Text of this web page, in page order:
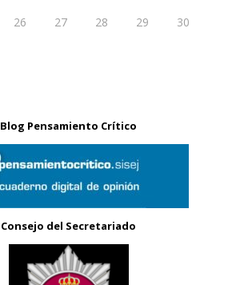
26 27 28 29 30
Blog Pensamiento Crítico
Consejo del Secretariado